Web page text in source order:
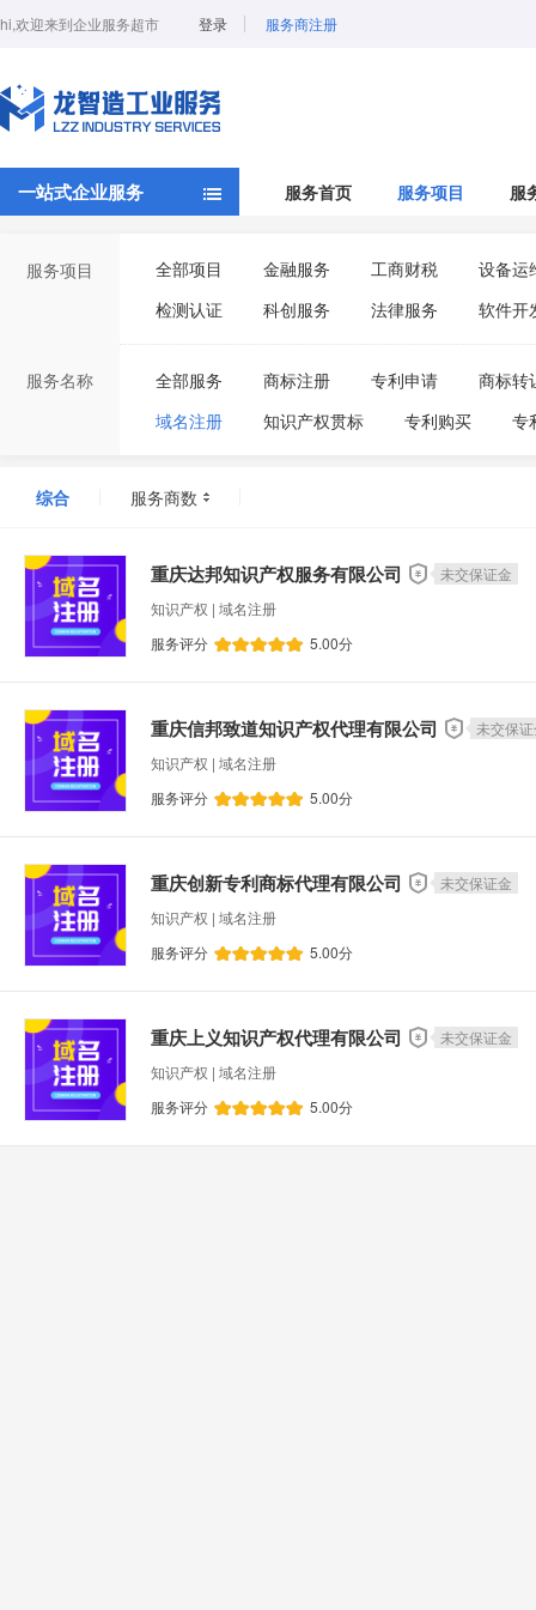
hi,欢迎来到企业服务超市 登录 服务商注册
一站式企业服务 服务首页 服务项目 服
服务项目 全部项目 金融服务 工商财税
设备运
检测认证
科创服务 法律服务 软件开
服务名称 全部服务 商标注册 专利申请
商标转
域名注册
知识产权贯标 专利购买
专
综合
服务商数
重庆达邦知识产权服务有限公司
未交保证金
知识产权 | 域名注册
服务评分
5.00分
重庆信邦致道知识产权代理有限公司
未交保
知识产权 | 域名注册
服务评分
5.00分
重庆创新专利商标代理有限公司
未交保证金
知识产权 | 域名注册
服务评分
5.00分
重庆上义知识产权代理有限公司
未交保证金
知识产权 | 域名注册
服务评分
5.00分